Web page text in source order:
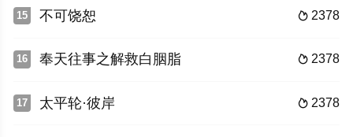
15  2378
不可饶恕
16  2378
奉天往事之解救白胭脂
17  2378
太平轮·彼岸